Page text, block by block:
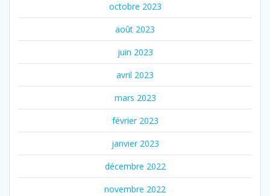
octobre 2023
août 2023
juin 2023
avril 2023
mars 2023
février 2023
janvier 2023
décembre 2022
novembre 2022